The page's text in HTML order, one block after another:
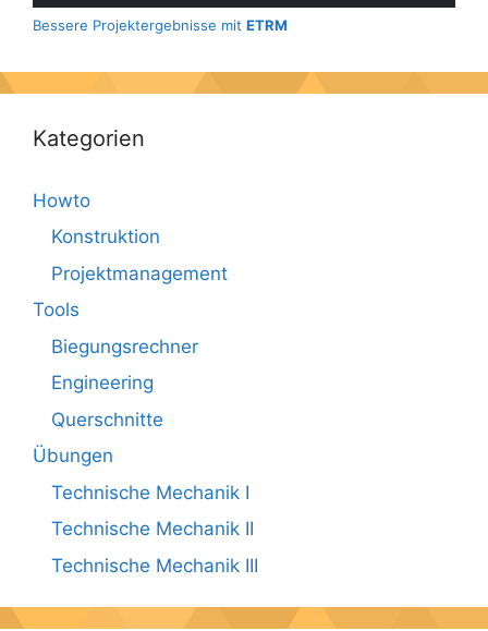
Bessere Projektergebnisse mit ETRM
Kategorien
Howto
Konstruktion
Projektmanagement
Tools
Biegungsrechner
Engineering
Querschnitte
Übungen
Technische Mechanik I
Technische Mechanik II
Technische Mechanik III